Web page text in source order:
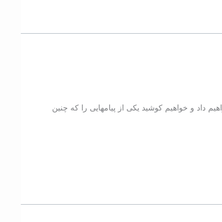
داد و خواهیم کوشید یکی از پیامهایی را که چنین